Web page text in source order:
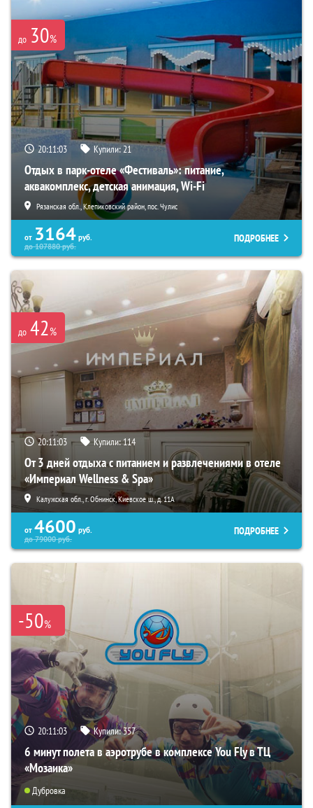
до 30%
20:11:01 Купили:21
Отдых в парк-отеле «Фестиваль»: питание,
аквакомплекс, детская анимация, Wi-Fi
Рязанская обл., Клепиковский район, пос. Чулис
от 3164 руб.
до107880руб.
ПОДРОБНЕЕ
до 42%
20:11:01 Купили:114
От 3 дней отдыха с питанием и развлечениями в отеле
«Империал Wellness & Spa»
Калужская обл., г. Обнинск, Киевское ш., д. 11А
от 4600 руб.
до79000руб.
ПОДРОБНЕЕ
-50%
20:11:01 Купили:357
6 минут полета в аэротрубе в комплексе You Fly в ТЦ
«Мозаика»
Дубровка